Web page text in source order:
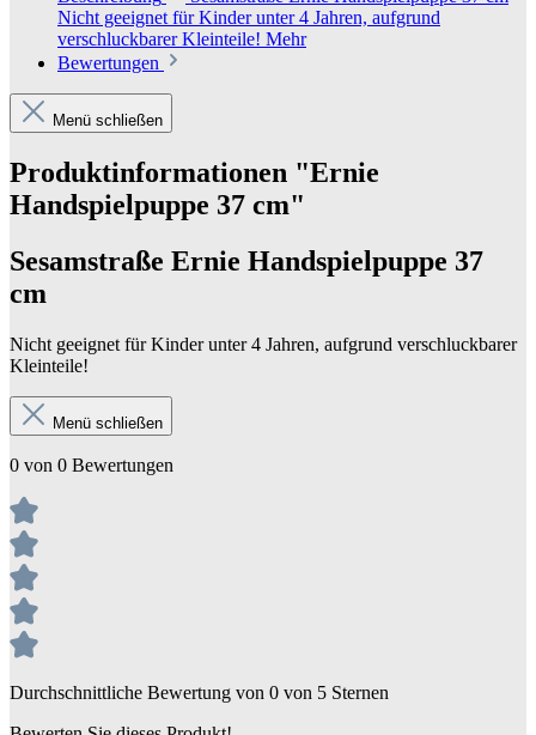
Nicht geeignet für Kinder unter 4 Jahren, aufgrund
verschluckbarer Kleinteile! Mehr
Bewertungen
Menü schließen
Produktinformationen "Ernie
Handspielpuppe 37 cm"
Sesamstraße Ernie Handspielpuppe 37
cm
Nicht geeignet für Kinder unter 4 Jahren, aufgrund verschluckbarer
Kleinteile!
Menü schließen
0 von 0 Bewertungen
Durchschnittliche Bewertung von 0 von 5 Sternen